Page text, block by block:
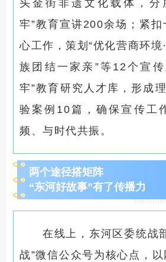
头金街非遗文化载体，分
牢”教育宣讲200余场；紧扣
心工作，策划“优化营商环境
族团结一家亲”等12个宣
牢”教育研究人才库，形成
验案例10篇，确保宣传工
频、与时代共振。
两个途径搭矩阵
“东河好故事”有了传播力
在线上，东河区委统战
战”微信公众号为核心点，